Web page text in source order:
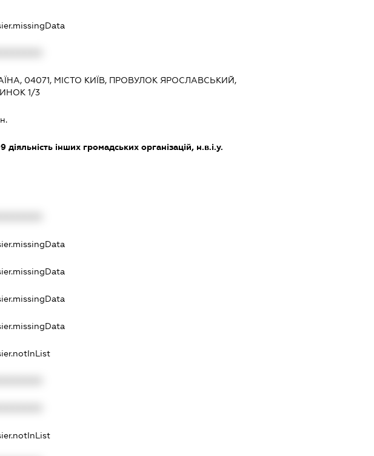
04071, МІСТО КИЇВ, ПРОВУЛОК ЯРОСЛАВСЬКИЙ,
1/3
діяльність інших громадських організацій, н.в.і.у.